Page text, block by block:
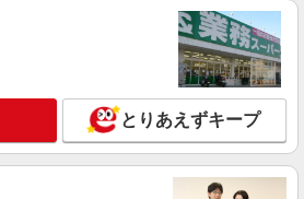
とりあえずキープ